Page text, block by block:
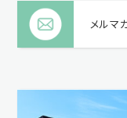
メルマ